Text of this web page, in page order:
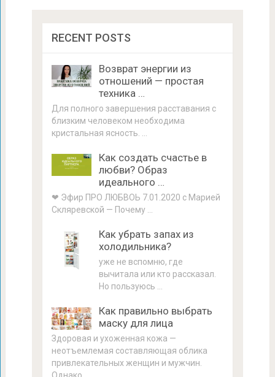
RECENT POSTS
Возврат энергии из
отношений — простая
техника …
Для полного завершения расставания с
близким человеком необходима
кристальная ясность. …
Как создать счастье в
любви? Образ
идеального …
❤ Эфир ПРО ЛЮБВОЬ 7.01.2020 с Марией
Скляревской — Почему …
Как убрать запах из
холодильника?
уже не вспомню, где
вычитала или кто рассказал.
Но пользуюсь …
Как правильно выбрать
маску для лица
Здоровая и ухоженная кожа —
неотъемлемая составляющая облика
привлекательных женщин и мужчин.